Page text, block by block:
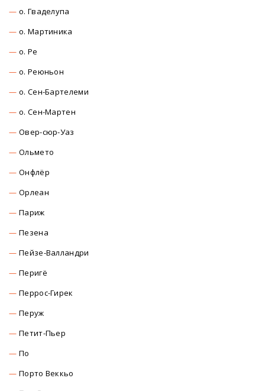
о. Гваделупа
о. Мартиника
о. Ре
о. Реюньон
о. Сен-Бартелеми
о. Сен-Мартен
Овер-сюр-Уаз
Ольмето
Онфлёр
Орлеан
Париж
Пезена
Пейзе-Валландри
Перигё
Перрос-Гирек
Перуж
Петит-Пьер
По
Порто Веккьо